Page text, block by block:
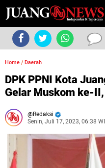
Home / Daerah
DPK PPNI Kota
Gelar Muskom ke-
Redaksi
Senin, Juli 17, 2023, 06:38